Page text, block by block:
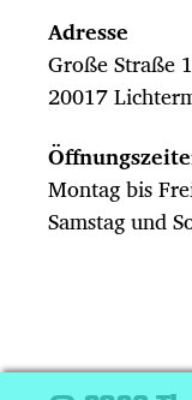
Adresse
Große Straße
20017
Montag bis
Samstag und